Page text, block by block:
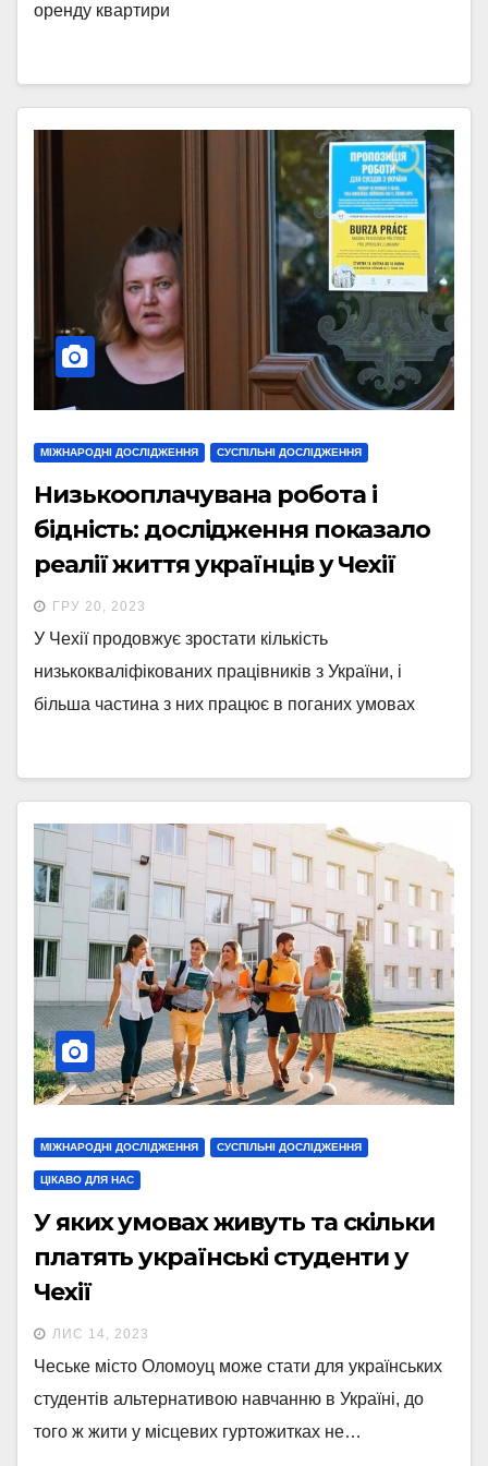
оренду квартири
МІЖНАРОДНІ ДОСЛІДЖЕННЯ СУСПІЛЬНІ ДОСЛІДЖЕННЯ
Низькооплачувана робота і
бідність: дослідження показало
реалії життя українців у Чехії
ГРУ 20, 2023
У Чехії продовжує зростати кількість
низькокваліфікованих працівників з України, і
більша частина з них працює в поганих умовах
МІЖНАРОДНІ ДОСЛІДЖЕННЯ СУСПІЛЬНІ ДОСЛІДЖЕННЯ
ЦІКАВО ДЛЯ НАС
У яких умовах живуть та скільки
платять українські студенти у
Чехії
ЛИС 14, 2023
Чеське місто Оломоуц може стати для українських
студентів альтернативою навчанню в Україні, до
того ж жити у місцевих гуртожитках не…